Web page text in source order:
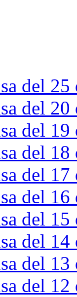
del
del
del
del
del
del
del
del
del
del